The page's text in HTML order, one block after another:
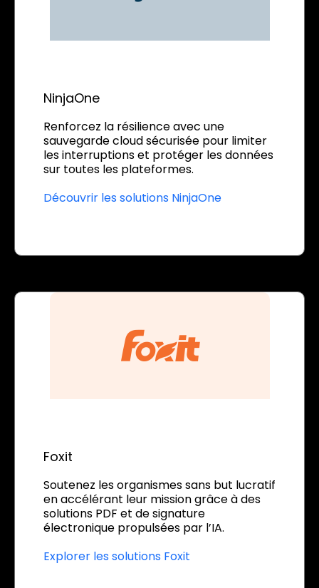
NinjaOne
Renforcez la résilience avec une
sauvegarde cloud sécurisée pour limiter
les interruptions et protéger les données
sur toutes les plateformes.
Découvrir les solutions NinjaOne
Foxit
Soutenez les organismes sans but lucratif
en accélérant leur mission grâce à des
solutions PDF et de signature
électronique propulsées par l’IA.
Explorer les solutions Foxit